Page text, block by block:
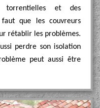
torrentielles et des
que les couvreurs
rétablir les problèmes.
perdre son isolation
peut aussi être